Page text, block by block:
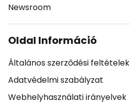
Newsroom
Oldal Információ
Általános szerződési feltételek
Adatvédelmi szabályzat
Webhelyhasználati irányelvek